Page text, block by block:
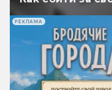
РЕКЛАМА